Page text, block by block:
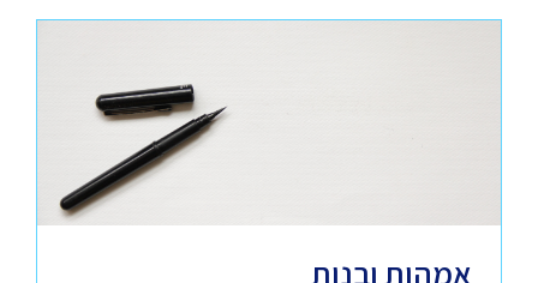
אמהות ובנות